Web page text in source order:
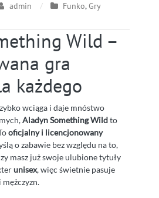
admin Funko,Gry
Wild –
gra
każdego
wciąga i daje mnóstwo
Aladyn Something Wildto
oficjalny i licencjonowany
o zabawie bez względu na to,
masz już swoje ulubione tytuły
unisex, więc świetnie pasuje